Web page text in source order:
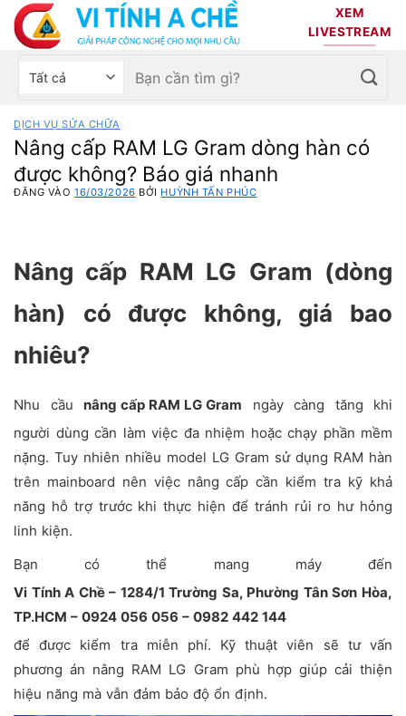
Bỏ
qua
nội
dung
XEM
LIVESTREAM
Chọn
sản
phẩm
Tìm
kiếm:
DỊCH VỤ SỬA CHỮA
Nâng cấp RAM LG Gram dòng hàn có
được không? Báo giá nhanh
ĐĂNG VÀO16/03/2026 BỞI HUỲNH TẤN PHÚC
Nâng cấp RAM LG Gram (dòng
hàn) có được không, giá bao
nhiêu?
Nhu cầu nâng cấp RAM LG Gram ngày càng tăng khi
người dùng cần làm việc đa nhiệm hoặc chạy phần mềm
nặng. Tuy nhiên nhiều model LG Gram sử dụng RAM hàn
trên mainboard nên việc nâng cấp cần kiểm tra kỹ khả
năng hỗ trợ trước khi thực hiện để tránh rủi ro hư hỏng
linh kiện.
Bạn có thể mang máy đến
Vi Tính A Chề – 1284/1 Trường Sa, Phường Tân Sơn Hòa,
TP.HCM – 0924 056 056 – 0982 442 144
để được kiểm tra miễn phí. Kỹ thuật viên sẽ tư vấn
phương án nâng RAM LG Gram phù hợp giúp cải thiện
hiệu năng mà vẫn đảm bảo độ ổn định.